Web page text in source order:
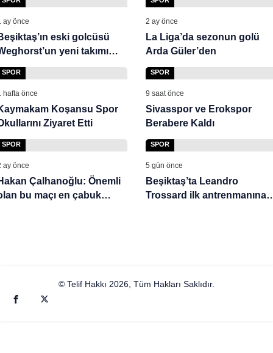
ay önce
eski golcüsü
yeni takımı
oldu
2 ay önce
La Liga’da sezonun golü
Arda Güler’den
SPOR
hafta önce
Koşansu Spor
Ziyaret Etti
SPOR
9 saat önce
Sivasspor ve Erokspor
Berabere Kaldı
SPOR
ay önce
Çalhanoğlu: Önemli
bu maçı en çabuk
SPOR
5 gün önce
Beşiktaş’ta Leandro
Trossard ilk antrenmanına
© Telif Hakkı 2026, Tüm Hakları Saklıdır.